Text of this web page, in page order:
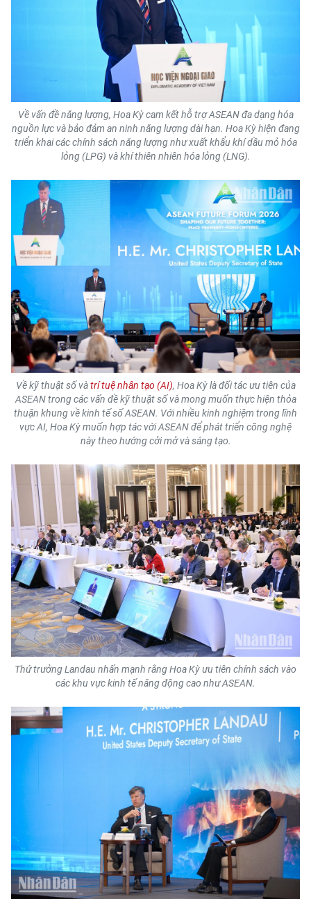
РУССКИЙ
ESPAÑOL
Về vấn đề năng lượng, Hoa Kỳ cam kết hỗ trợ ASEAN đa dạng hóa
nguồn lực và bảo đảm an ninh năng lượng dài hạn. Hoa Kỳ hiện đang
triển khai các chính sách năng lượng như xuất khẩu khí dầu mỏ hóa
lỏng (LPG) và khí thiên nhiên hóa lỏng (LNG).
Về kỹ thuật số vàtrí tuệ nhân tạo (AI), Hoa Kỳ là đối tác ưu tiên của
ASEAN trong các vấn đề kỹ thuật số và mong muốn thực hiện thỏa
thuận khung về kinh tế số ASEAN. Với nhiều kinh nghiệm trong lĩnh
vực AI, Hoa Kỳ muốn hợp tác với ASEAN để phát triển công nghệ
này theo hướng cởi mở và sáng tạo.
Thứ trưởng Landau nhấn mạnh rằng Hoa Kỳ ưu tiên chính sách vào
các khu vực kinh tế năng động cao như ASEAN.